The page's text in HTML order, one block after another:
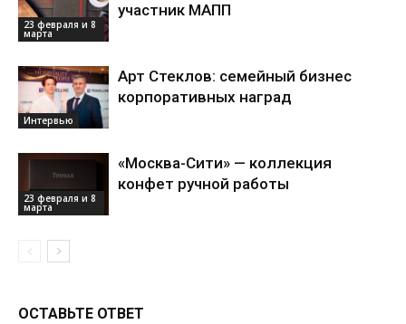
23 февраля и 8
марта
участник МАПП
Интервью
Арт Стеклов: семейный бизнес
корпоративных наград
23 февраля и 8
марта
«Москва-Сити» — коллекция
конфет ручной работы
ОСТАВЬТЕ ОТВЕТ